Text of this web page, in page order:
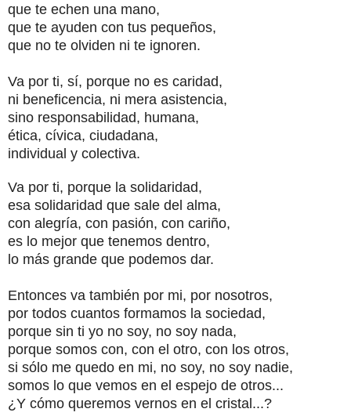
que te echen una mano,
que te ayuden con tus pequeños,
que no te olviden ni te ignoren.
Va por ti, sí, porque no es caridad,
ni beneficencia, ni mera asistencia,
sino responsabilidad, humana,
ética, cívica, ciudadana,
individual y colectiva.
Va por ti, porque la solidaridad,
esa solidaridad que sale del alma,
con alegría, con pasión, con cariño,
es lo mejor que tenemos dentro,
lo más grande que podemos dar.
Entonces va también por mi, por nosotros,
por todos cuantos formamos la sociedad,
porque sin ti yo no soy, no soy nada,
porque somos con, con el otro, con los otros,
si sólo me quedo en mi, no soy, no soy nadie,
somos lo que vemos en el espejo de otros...
¿Y cómo queremos vernos en el cristal...?